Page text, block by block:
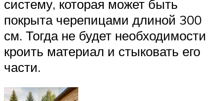
систему, которая может быть
покрыта черепицами длиной 300
см. Тогда не будет необходимости
кроить материал и стыковать его
части.